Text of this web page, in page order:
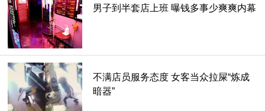
男子到半套店上班 曝钱多事少爽爽内幕
不满店员服务态度 女客当众拉屎“炼成
暗器”